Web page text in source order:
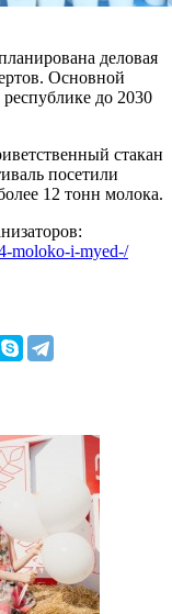
деловая
Основной
до 2030
стакан
посетили
12 тонн молока.
moloko-i-myed-/